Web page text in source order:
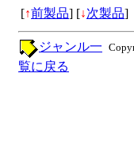
[↑前製品] [↓次製品]
ジャンル一
覧に戻る